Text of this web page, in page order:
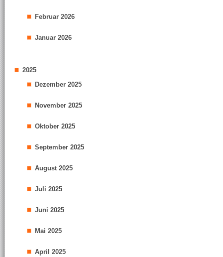
Februar 2026
Januar 2026
2025
Dezember 2025
November 2025
Oktober 2025
September 2025
August 2025
Juli 2025
Juni 2025
Mai 2025
April 2025